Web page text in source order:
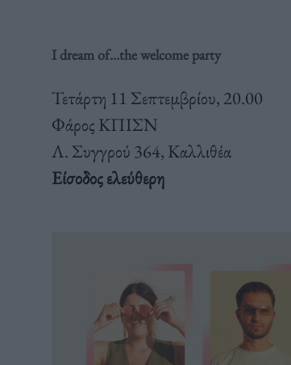
I dream of…the welcome party
Τετάρτη 11 Σεπτεμβρίου, 20.00
Φάρος ΚΠΙΣΝ
Λ. Συγγρού 364, Καλλιθέα
Είσοδος ελεύθερη